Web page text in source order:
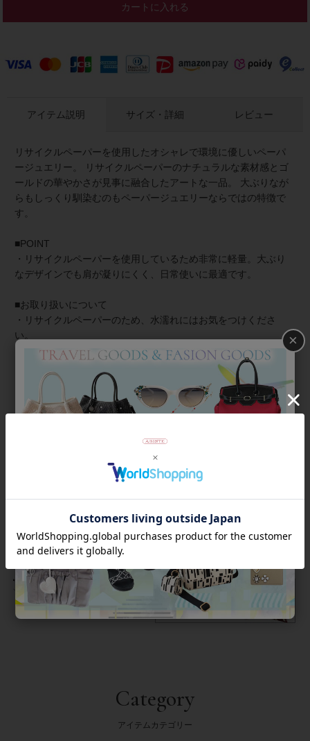
カートに入れる
アイテム説明
リサイクルペーパーを使用したオシャレで環境に優しいペーパ
ージュエリー。 リサイクルペーパーのナチュラルな素材感とゴ
ールドの華やかさが見事に融合したアートな一品。 大ぶりなが
らもしっくり馴染むのもペーパージュエリーならではの特徴で
す。
■POINT
・リサイクルペーパーを使用しているため非常に軽量。大ぶり
なデザインでも肩が凝りにくく、日常使いに最適です。
■お取り扱いについて
・リサイクルペーパーのため、水濡れにはお気をつけくださ
い。
・落下や、強く引っ張ったりすると破損の原因になります。
【お手入れ】汚れた場合は、水拭きではなく、乾いたやわらか
い布で優しく拭き取ってください。
【保管方法】長時間放置すると、変色や日焼けをすることがあ
サイズ・詳細 レビュー
返品について
Category
アイテムカテゴリー
×